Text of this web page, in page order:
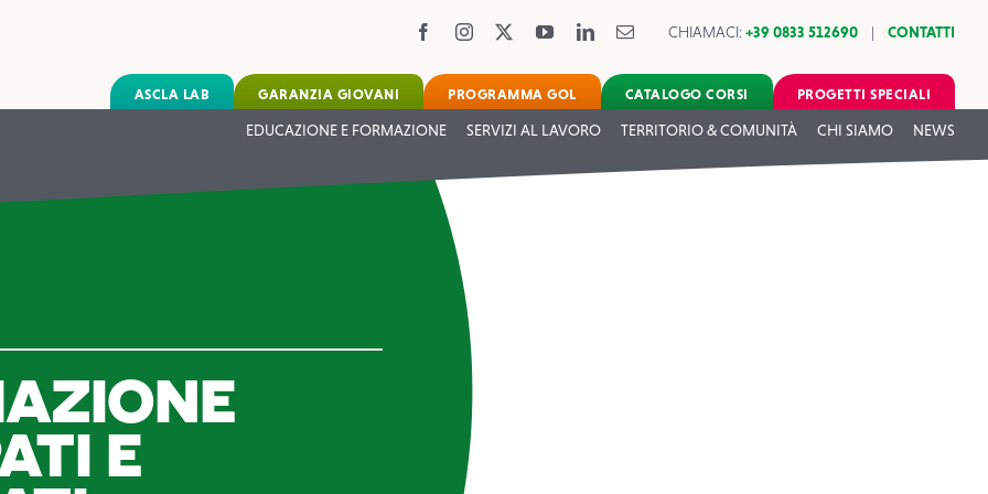
CHIAMACI:+39 0833 512690 |CONTATTI
ASCLA LAB GARANZIA GIOVANI PROGRAMMA GOL CATALOGO CORSI PROGETTI SPECIALI
EDUCAZIONE E FORMAZIONE SERVIZI AL LAVORO TERRITORIO & COMUNITÀ CHI SIAMO NEWS
E